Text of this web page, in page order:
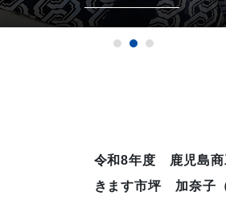
令和8年度 鹿児島
きます市坪 加奈子